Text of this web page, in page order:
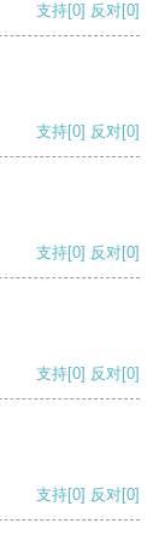
支持[0] 反对[0]
支持[0] 反对[0]
支持[0] 反对[0]
支持[0] 反对[0]
支持[0] 反对[0]